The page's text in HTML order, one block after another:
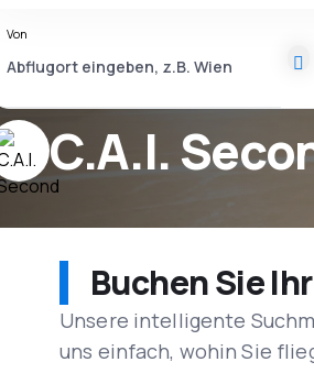
C.A.I.
Von
Buchen Sie
Unsere intelligente
uns einfach, wohin Sie